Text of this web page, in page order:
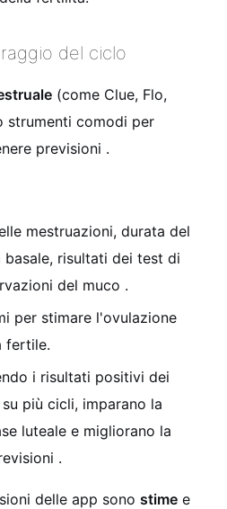
del ciclo
(come Clue, Flo,
strumenti comodi per
previsioni .
mestruazioni, durata del
risultati dei test di
del muco .
per stimare l'ovulazione
fertile.
i risultati positivi dei
più cicli, imparano la
luteale e migliorano la
.
delle app sono stime e